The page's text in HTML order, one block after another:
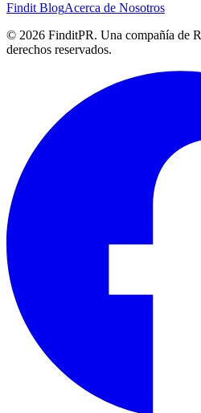
Findit BlogAcerca de Nosotros
© 2026 FinditPR. Una compañía de
derechos reservados.